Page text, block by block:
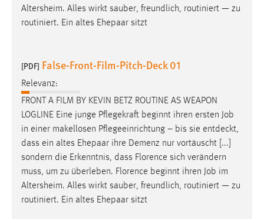
Altersheim. Alles wirkt sauber, freundlich, routiniert — zu
routiniert. Ein altes Ehepaar sitzt
[PDF] False-Front-Film-Pitch-Deck 01
Relevanz:
FRONT A FILM BY KEVIN BETZ ROUTINE AS WEAPON
LOGLINE Eine junge Pflegekraft beginnt ihren ersten Job
in einer makellosen Pflegeeinrichtung – bis sie entdeckt,
dass ein altes Ehepaar ihre Demenz nur vortäuscht [...]
sondern die Erkenntnis, dass Florence sich verändern
muss, um zu überleben. Florence beginnt ihren Job im
Altersheim. Alles wirkt sauber, freundlich, routiniert — zu
routiniert. Ein altes Ehepaar sitzt
Name:
Anbieter:
Zweck:
Conversion-Tracking
Cookie Laufzeit:
3 Monate